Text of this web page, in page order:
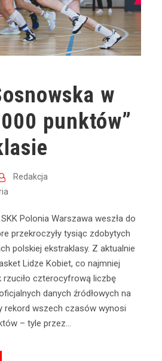
w
punktów”
Redakcja
Polonia Warszawa weszła do
przekroczyły tysiąc zdobytych
polskiej ekstraklasy. Z aktualnie
Lidze Kobiet, co najmniej
rzuciło czterocyfrową liczbę
danych źródłowych na
rekord wszech czasów wynosi
– tyle przez...